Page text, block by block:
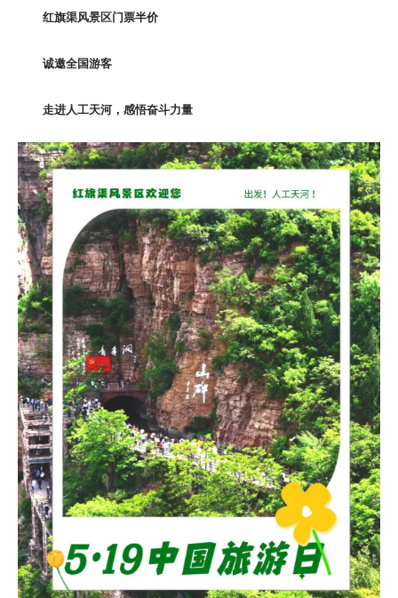
红旗渠风景区门票半价
诚邀全国游客
走进人工天河，感悟奋斗力量